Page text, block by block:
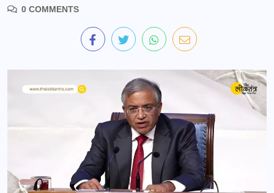
0 COMMENTS